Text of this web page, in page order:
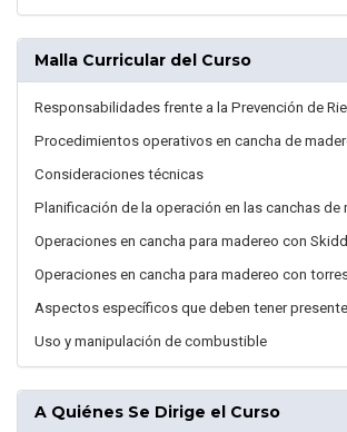
Malla Curricular del Curso
Responsabilidades frente a la Prevención de
Procedimientos operativos en cancha de
Consideraciones técnicas
Planificación de la operación en las canchas de
Operaciones en cancha para madereo con
Operaciones en cancha para madereo con
Aspectos específicos que deben tener
Uso y manipulación de combustible
A Quiénes Se Dirige el Curso